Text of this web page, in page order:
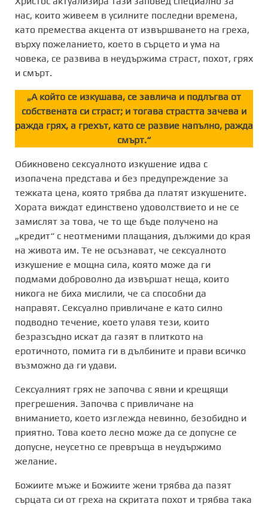
нас, които живеем в усилните последни времена,
като премества акцента от извършването на греха,
върху пожеланието, което в сърцето и ума на
човека, се развива в неудържима страст, похот, грях
и смърт.
„А който се изкушава, се завлича и подлъгва от
собствената си страст; и тогава страстта зачева и
ражда грях, а грехът, като се развие напълно, ражда
смърт.“
Обикновено сексуалното изкушение идва с
изопачена представа и без предупреждение за
тежката цена, която трябва да платят изкушените.
Хората виждат единствено удоволствието и не се
замислят за това, че то ще бъде получено на
„кредит“ с неотменими плащания, дължими до края
на живота им. Те не осъзнават, че сексуалното
изкушение е мощна сила, която може да ги
подмами доброволно да извършат неща, които
никога не биха мислили, че са способни да
направят. Сексуално привличане е като силно
подводно течение, което улавя тези, които
безразсъдно искат да газят в плиткото на
еротичното, помита ги в дълбините и прави всичко
възможно да ги удави.
Сексуалният грях не започва с явни и крещящи
прегрешения. Започва с привличане на
вниманието, което изглежда невинно, безобидно и
приятно. Това което лесно може да се допусне се
допусне, неусетно се превръща в неудържимо
желание.
Божиите мъже и Божиите жени трябва да пазят
сърцата си от греха на скритата похот и трябва така